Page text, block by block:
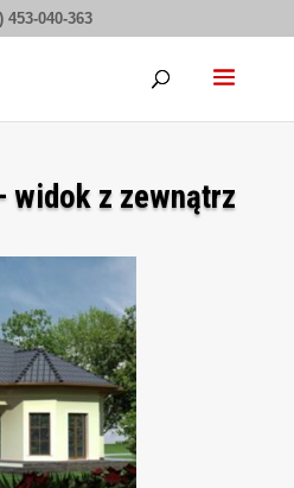
453-040-363
widok z zewnątrz